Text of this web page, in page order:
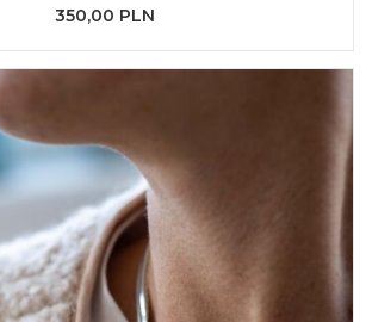
350,00 PLN